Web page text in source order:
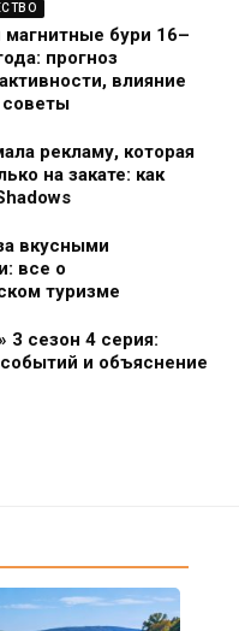
бури 16–
прогноз
влияние
советы
рекламу, которая
на закате: как
вкусными
все о
туризме
3 сезон 4 серия:
и объяснение